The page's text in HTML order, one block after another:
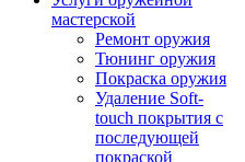
мастерской
Ремонт оружия
Тюнинг оружия
Покраска оружия
Удаление Soft-
touch покрытия с
последующей
покраской